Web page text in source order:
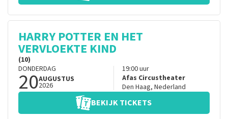
HARRY POTTER EN HET
VERVLOEKTE KIND
(10)
DONDERDAG
20AUGUSTUS
2026
19:00uur
Afas Circustheater
Den Haag, Nederland
BEKIJK TICKETS